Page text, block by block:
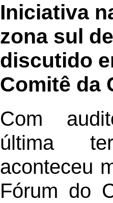
Iniciativa
zona sul
discutido
Comitê da
Com
última
aconteceu
Fórum do